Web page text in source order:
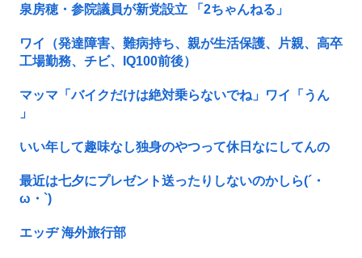
泉房穂・参院議員が新党設立 「2ちゃんねる」
ワイ（発達障害、難病持ち、親が生活保護、片親、高卒
工場勤務、チビ、IQ100前後）
マッマ「バイクだけは絶対乗らないでね」ワイ「うん
」
いい年して趣味なし独身のやつって休日なにしてんの
最近は七夕にプレゼント送ったりしないのかしら(´・
ω・`)
エッヂ 海外旅行部